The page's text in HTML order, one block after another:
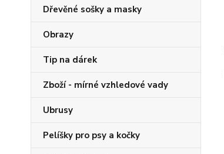
Dřevěné sošky a masky
Obrazy
Tip na dárek
Zboží - mírné vzhledové vady
Ubrusy
Pelíšky pro psy a kočky